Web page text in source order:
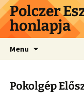
Skip
to
content
Polczer
honlapja
Menu
Pokolgép